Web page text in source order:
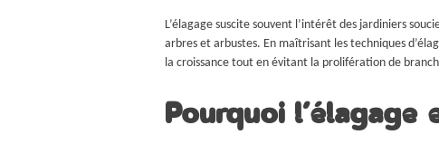
L’élagage suscite souvent l’intérêt des jardiniers
arbres et arbustes. En maîtrisant les techniques
la croissance tout en évitant la prolifération de
Pourquoi